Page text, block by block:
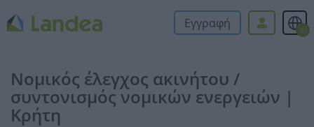
Εγγραφή el
Νομικός έλεγχος ακινήτου /
συντονισμός νομικών ενεργειών |
Κρήτη